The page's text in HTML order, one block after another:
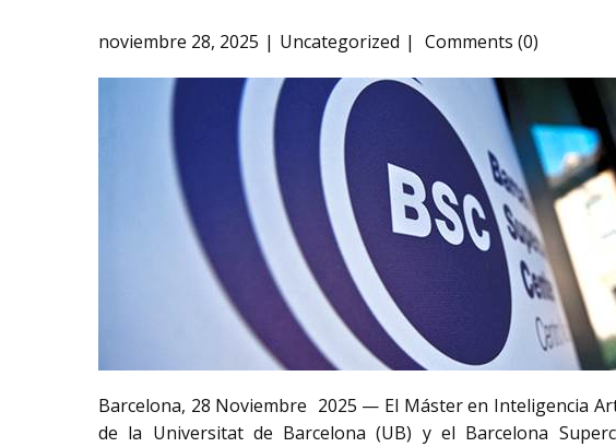
noviembre 28, 2025 Uncategorized Comments (0)
Barcelona, 28 Noviembre 2025 — El Máster en Inteligencia
de la Universitat de Barcelona (UB) y el Barcelona